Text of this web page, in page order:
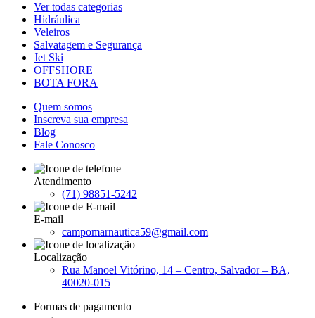
Ver todas categorias
Hidráulica
Veleiros
Salvatagem e Segurança
Jet Ski
OFFSHORE
BOTA FORA
Quem somos
Inscreva sua empresa
Blog
Fale Conosco
Atendimento
(71) 98851-5242
E-mail
campomarnautica59@gmail.com
Localização
Rua Manoel Vitórino, 14 – Centro, Salvador – BA,
40020-015
Formas de pagamento